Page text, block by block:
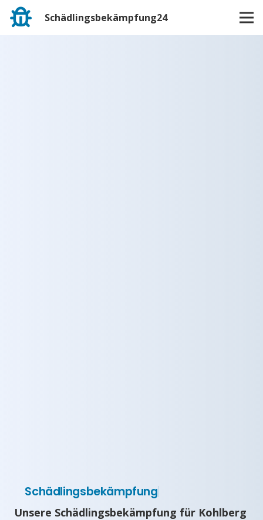
Schädlingsbekämpfung24
Schädlingsbekämpfung
Unsere Schädlingsbekämpfung für Kohlberg